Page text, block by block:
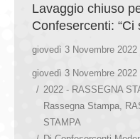
Lavaggio chiuso
Confesercenti: “Ci
giovedì 3 Novembre 2022
giovedì 3 Novembre 2022
2022 - RASSEGNA
Rassegna Stampa
STAMPA